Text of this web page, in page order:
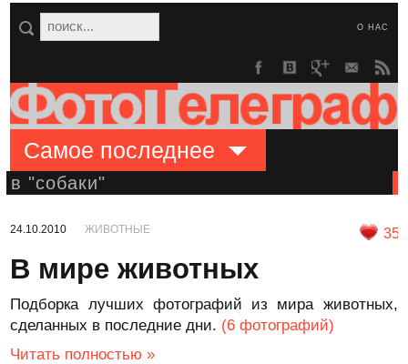
О НАС
Самое последнее
в "собаки"
24.10.2010 ЖИВОТНЫЕ 35
В мире животных
Подборка лучших фотографий из мира животных,
сделанных в последние дни. (6 фотографий)
Читать полностью »